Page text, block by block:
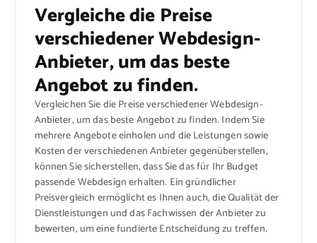
Vergleiche die Preise
verschiedener Webdesign-
Anbieter, um das beste
Angebot zu finden.
Vergleichen Sie die Preise verschiedener Webdesign-
Anbieter, um das beste Angebot zu finden. Indem Sie
mehrere Angebote einholen und die Leistungen sowie
Kosten der verschiedenen Anbieter gegenüberstellen,
können Sie sicherstellen, dass Sie das für Ihr Budget
passende Webdesign erhalten. Ein gründlicher
Preisvergleich ermöglicht es Ihnen auch, die Qualität der
Dienstleistungen und das Fachwissen der Anbieter zu
bewerten, um eine fundierte Entscheidung zu treffen.